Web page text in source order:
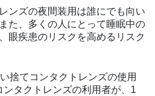
ンズの夜間装用は誰にでも向い
た、多くの人にとって睡眠中の
眼疾患のリスクを高めるリスク
捨てコンタクトレンズの使用
ンタクトレンズの利用者が、1